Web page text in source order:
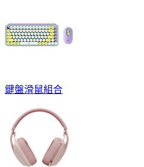
鍵盤滑鼠組合